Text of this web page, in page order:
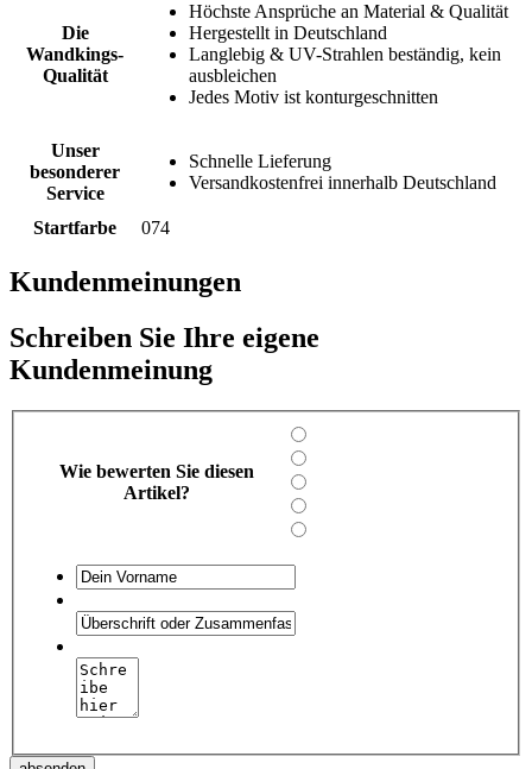
Die
Wandkings-
Qualität
Höchste Ansprüche an Material & Qualität
Hergestellt in Deutschland
Langlebig & UV-Strahlen beständig, kein
ausbleichen
Jedes Motiv ist konturgeschnitten
Unser
besonderer
Service
Schnelle Lieferung
Versandkostenfrei innerhalb Deutschland
Startfarbe 074
Kundenmeinungen
Schreiben Sie Ihre eigene
Kundenmeinung
Wie bewerten Sie diesen
Artikel?